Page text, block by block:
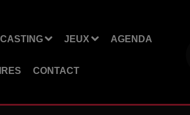
CASTING JEUX AGENDA
CONTACT